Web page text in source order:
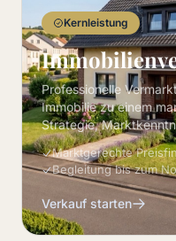
Kernleistung
Professionelle
Immobilie zu einem
Strategie,
Marktgerechte
Begleitung bis zum
Verkauf starten